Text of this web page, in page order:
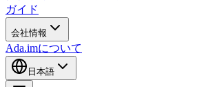
ガイド
会社情報
Ada.imについて
日本語